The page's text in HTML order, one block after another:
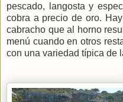
pescado, langosta y
cobra a precio de oro.
cabracho que al horno
menú cuando en otros
con una variedad típica de